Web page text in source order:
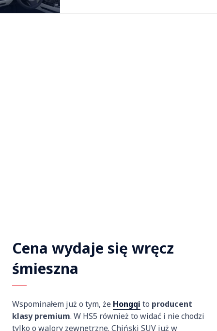
Cena wydaje się wręcz
śmieszna
Wspominałem już o tym, że Hongqi to producent
klasy premium. W HS5 również to widać i nie chodzi
tylko o walory zewnętrzne. Chiński SUV już w